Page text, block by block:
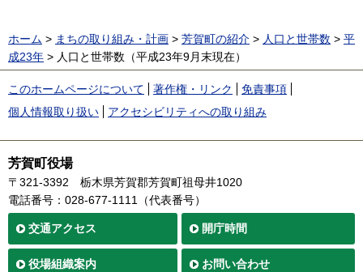
ホーム > まちの取り組み・計画 > 芳賀町の紹介 > 人口と世帯数 > 平
成23年 > 人口と世帯数（平成23年9月末現在）
このホームページについて 著作権・リンク
免責事項
個人情報取り扱い
アクセシビリティへの取り組み
芳賀町役場
〒321-3392
栃木県芳賀郡芳賀町祖母井1020
電話番号：028-677-1111（代表番号）
交通アクセス 開庁時間
役場組織案内 お問い合わせ